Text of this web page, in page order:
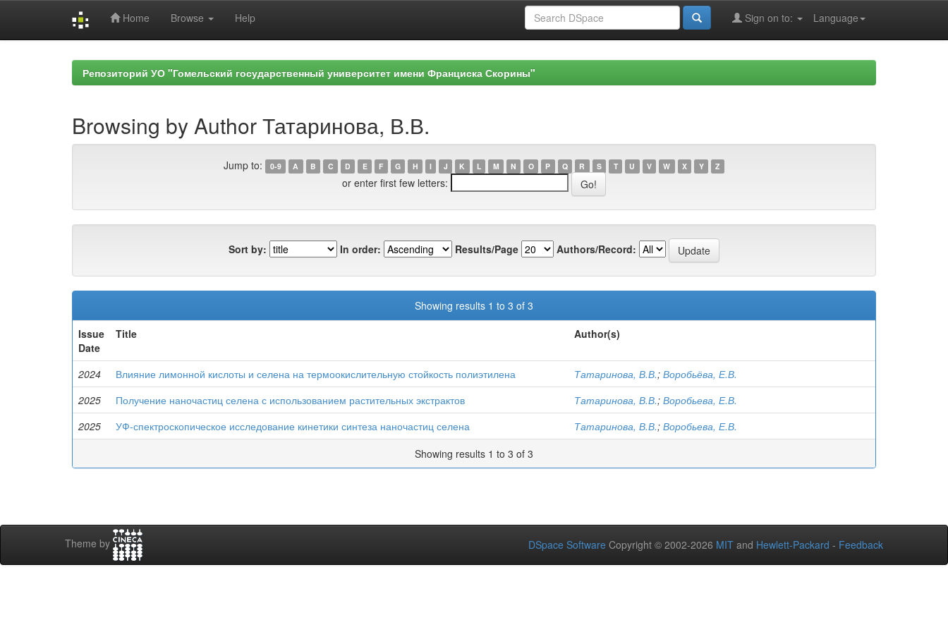
Home Browse Help Language
Sign on to:
Репозиторий УО "Гомельский государственный университет имени Франциска Скорины"
Browsing by Author Татаринова, В.В.
Jump to: 0-9 A B C D E F G H I J K L M N O P Q R S T U V W X Y Z
or enter first few letters:
Sort by: In order: Results/Page Authors/Record:
Showing results 1 to 3 of 3
Issue
Date
Title Author(s)
2024 Влияние лимонной кислоты и селена на термоокислительную стойкость полиэтилена Татаринова, В.В.; Воробьёва, Е.В.
2025
Получение наночастиц селена с использованием растительных экстрактов Татаринова, В.В.; Воробьева, Е.В.
2025
УФ-спектроскопическое исследование кинетики синтеза наночастиц селена Татаринова, В.В.; Воробьева, Е.В.
Showing results 1 to 3 of 3
Theme by DSpace Software Copyright © 2002-2026 MIT and Hewlett-Packard - Feedback